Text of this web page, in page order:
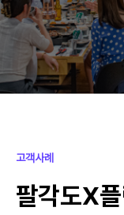
고객사례
팔각도X